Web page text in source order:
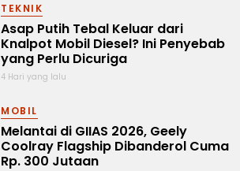
TEKNIK
Asap Putih Tebal Keluar dari
Knalpot Mobil Diesel? Ini Penyebab
yang Perlu Dicuriga
4 Hari yang lalu
MOBIL
Melantai di GIIAS 2026, Geely
Coolray Flagship Dibanderol Cuma
Rp. 300 Jutaan